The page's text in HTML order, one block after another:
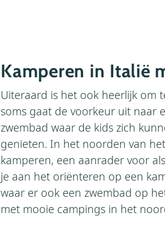
Kamperen in Italië
Uiteraard is het ook heerlijk om
soms gaat de voorkeur uit naar
zwembad waar de kids zich
genieten. In het noorden van
kamperen, een aanrader voor
je aan het oriënteren op een
waar er ook een zwembad op
met mooie campings in het